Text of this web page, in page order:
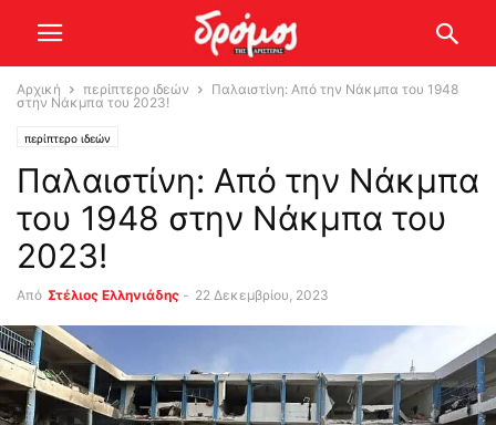
Αρχική περίπτερο ιδεών
Παλαιστίνη: Από την Νάκμπα του 1948
στην Νάκμπα του 2023!
περίπτερο ιδεών
Παλαιστίνη: Από την Νάκμπα
του 1948 στην Νάκμπα του
2023!
Από Στέλιος Ελληνιάδης - 22 Δεκεμβρίου, 2023